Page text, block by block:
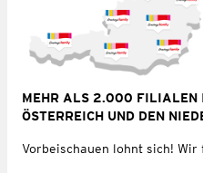
MEHR ALS 2.000 FILIALEN
ÖSTERREICH UND DEN
Vorbeischauen lohnt sich!